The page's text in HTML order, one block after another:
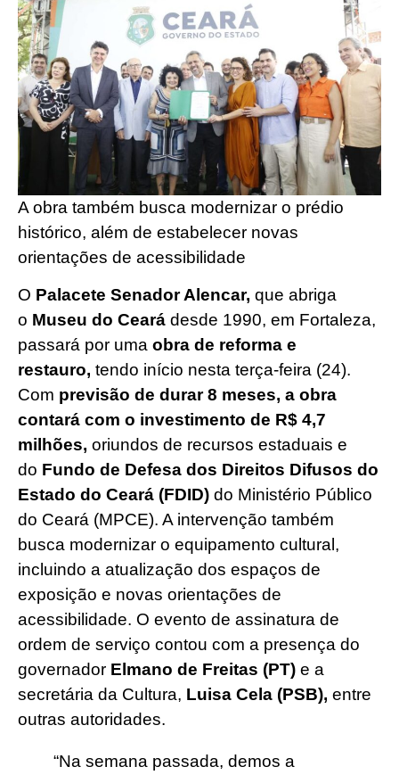
A obra também busca modernizar o prédio
histórico, além de estabelecer novas
orientações de acessibilidade
O Palacete Senador Alencar, que abriga
o Museu do Ceará desde 1990, em Fortaleza,
passará por uma obra de reforma e
restauro, tendo início nesta terça-feira (24).
Com previsão de durar 8 meses, a obra
contará com o investimento de R$ 4,7
milhões, oriundos de recursos estaduais e
do Fundo de Defesa dos Direitos Difusos do
Estado do Ceará (FDID) do Ministério Público
do Ceará (MPCE). A intervenção também
busca modernizar o equipamento cultural,
incluindo a atualização dos espaços de
exposição e novas orientações de
acessibilidade. O evento de assinatura de
ordem de serviço contou com a presença do
governador Elmano de Freitas (PT) e a
secretária da Cultura, Luisa Cela (PSB), entre
outras autoridades.
“Na semana passada, demos a